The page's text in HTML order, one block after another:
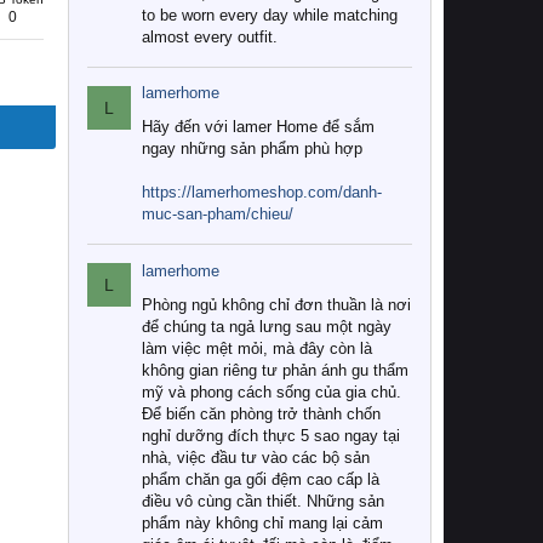
0
to be worn every day while matching
almost every outfit.
L
lamerhome
Hãy đến với lamer Home để sắm
ngay những sản phẩm phù hợp
https://lamerhomeshop.com/danh-
muc-san-pham/chieu/
L
lamerhome
Phòng ngủ không chỉ đơn thuần là nơi
để chúng ta ngả lưng sau một ngày
làm việc mệt mỏi, mà đây còn là
không gian riêng tư phản ánh gu thẩm
mỹ và phong cách sống của gia chủ.
Để biến căn phòng trở thành chốn
nghỉ dưỡng đích thực 5 sao ngay tại
nhà, việc đầu tư vào các bộ sản
phẩm chăn ga gối đệm cao cấp là
điều vô cùng cần thiết. Những sản
phẩm này không chỉ mang lại cảm